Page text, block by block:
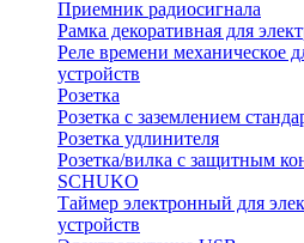
Приемник радиосигнала
Рамка декоративная для
Реле времени механическое
устройств
Розетка
Розетка с заземлением
Розетка удлинителя
Розетка/вилка с защитным
SCHUKO
Таймер электронный для
устройств